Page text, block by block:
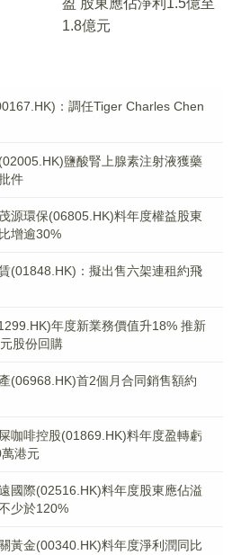
盈 股東應佔淨利1.5億至
1.8億元
：調任Tiger Charles Chen
鹽酸腎上腺素注射液獲藥
件
茂源環保(06805.HK)料年度權益股東
增逾30%
(01848.HK)：擬出售六架連租約飛
年度新業務價值升18% 推新
股份回購
(06968.HK)首2個月合同銷售額約
屎咖啡控股(01869.HK)料年度盈轉虧
港元
遠國際(02516.HK)料年度股東應佔溢
少於120%
關黃金(00340.HK)料年度淨利潤同比